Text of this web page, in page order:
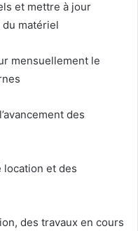
et mettre à jour
matériel
mensuellement le
des
location et des
des travaux en cours